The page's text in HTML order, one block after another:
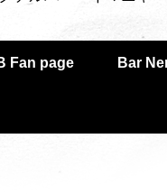
Fan page Bar